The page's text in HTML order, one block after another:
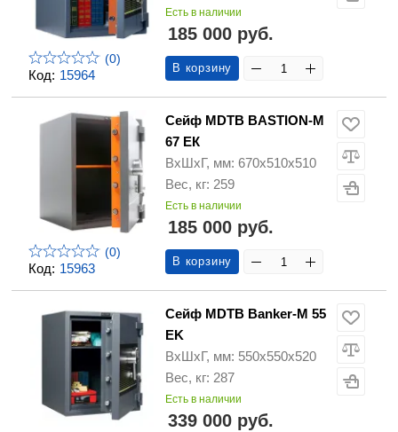
Код: 15964
(0)
Есть в наличии
185 000 руб.
В корзину
Код: 15963
(0)
Сейф MDTB BASTION-M
67 ЕК
ВхШхГ, мм: 670х510х510
Вес, кг: 259
Есть в наличии
185 000 руб.
В корзину
Сейф MDTB Banker-M 55
EK
ВхШхГ, мм: 550х550х520
Вес, кг: 287
Есть в наличии
339 000 руб.